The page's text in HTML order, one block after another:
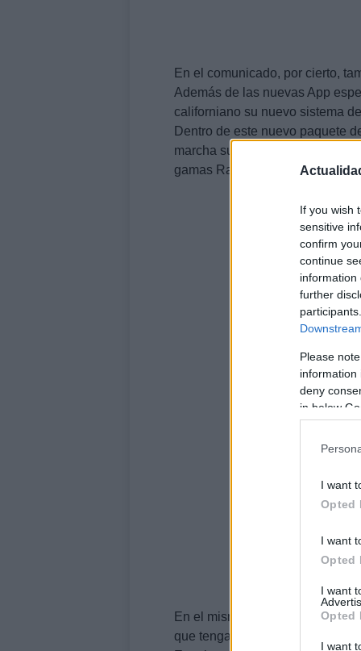
If you wish
sensitive
confirm
continue
information
further
Please
information
deny
in below
I want
Opted
I want
Opted
I want
Opted
I want
En el comunicado, por cierto,
Además de las nuevas App
californiano su nuevo sistema
Dentro de este nuevo paquete
marcha su primer programa de
gamas Ram y Cherokee.
En el mismo se incluyen toda
que tengas un smartphone con